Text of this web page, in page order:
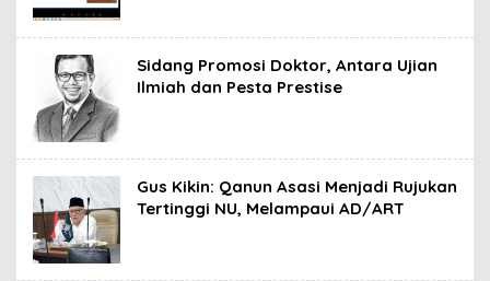
Sidang Promosi Doktor, Antara Ujian
Ilmiah dan Pesta Prestise
Gus Kikin: Qanun Asasi Menjadi Rujukan
Tertinggi NU, Melampaui AD/ART